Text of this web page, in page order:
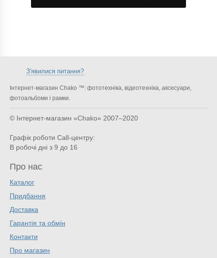
З'явилися питання?
Інтернет-магазин Chako ™: фототехніка, відеотехніка, аксесуари,
фотоальбоми і рамки.
© Інтернет-магазин «Chako» 2007–2020
Графік роботи Call-центру:
В робочі дні з 9 до 16
Про нас
Каталог
Придбання
Доставка
Гарантія та обмін
Контакти
Про магазин